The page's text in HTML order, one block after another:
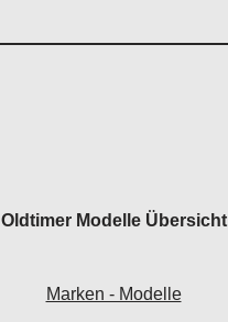
Oldtimer Modelle Übersicht
Marken - Modelle